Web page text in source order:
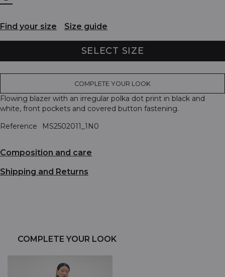
Find your size Size guide
SELECT SIZE
COMPLETE YOUR LOOK
Flowing blazer with an irregular polka dot print in black and
white, front pockets and covered button fastening.
Reference
MS2502011_1N0
Composition and care
Shipping and Returns
COMPLETE YOUR LOOK